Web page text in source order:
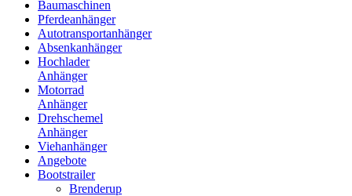
Baumaschinen
Pferdeanhänger
Autotransportanhänger
Absenkanhänger
Hochlader
Anhänger
Motorrad
Anhänger
Drehschemel
Anhänger
Viehanhänger
Angebote
Bootstrailer
Brenderup